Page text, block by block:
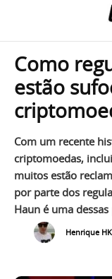
Como
estão
Com um recente
criptomoedas,
muitos estão
por parte dos
Haun é uma dessas
Henrique HK